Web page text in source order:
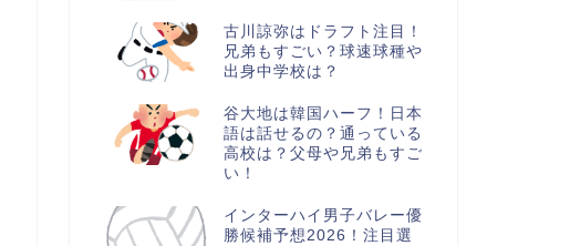
古川諒弥はドラフト注目！
兄弟もすごい？球速球種や
出身中学校は？
谷大地は韓国ハーフ！日本
語は話せるの？通っている
高校は？父母や兄弟もすご
い！
インターハイ男子バレー優
勝候補予想2026！注目選